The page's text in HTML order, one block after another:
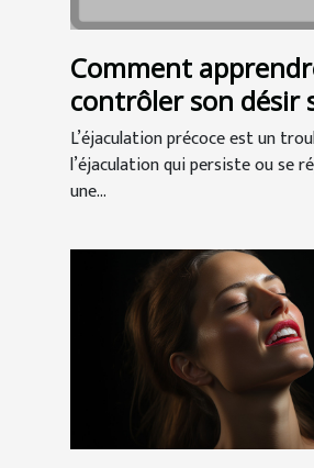
Comment
contrôler son désir
L’éjaculation précoce est un
l’éjaculation qui persiste ou se
une...